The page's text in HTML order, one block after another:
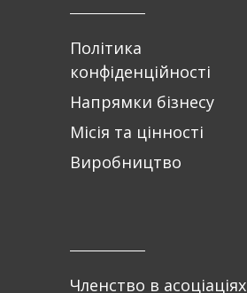
Політика
конфіденційності
Напрямки бізнесу
Місія та цінності
Виробництво
Членство в асоціаціях